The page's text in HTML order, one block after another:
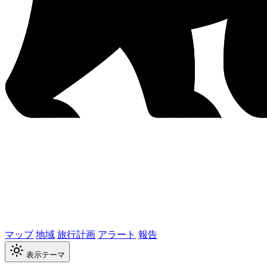
マップ地域旅行計画 アラート 報告
表示テーマ